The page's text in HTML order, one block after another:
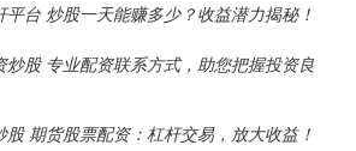
平台 炒股一天能赚多少？收益潜力揭秘！
炒股 专业配资联系方式，助您把握投资良
期货股票配资：杠杆交易，放大收益！